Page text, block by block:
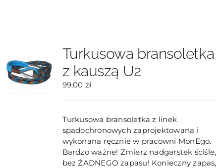
można
wybrać
na
Turkusowa bransoletka
z kauszą U2
99,00 zł
Turkusowa bransoletka z linek
spadochronowych zaprojektowana i
wykonana ręcznie w pracowni MonEgo.
Bardzo ważne! Zmierz nadgarstek ściśle,
bez ŻADNEGO zapasu! Konieczny zapas,